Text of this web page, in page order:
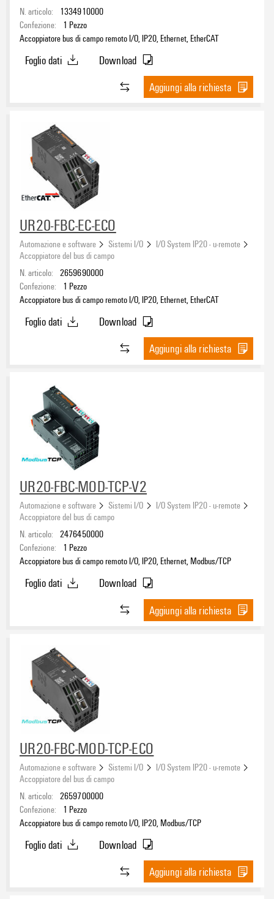
N. articolo:
1334910000
Confezione:
1 Pezzo
Accoppiatore bus di campo remoto I/O, IP20, Ethernet, EtherCAT
Foglio dati
Download
Aggiungi alla richiesta
UR20-FBC-EC-ECO
Automazione e software Sistemi I/O
I/O System IP20 - u-remote
Accoppiatore del bus di campo
N. articolo: 2659690000
Confezione:
1 Pezzo
Accoppiatore bus di campo remoto I/O, IP20, Ethernet, EtherCAT
Foglio dati
Download
Aggiungi alla richiesta
UR20-FBC-MOD-TCP-V2
Automazione e software Sistemi I/O
I/O System IP20 - u-remote
Accoppiatore del bus di campo
N. articolo: 2476450000
Confezione:
1 Pezzo
Accoppiatore bus di campo remoto I/O, IP20, Ethernet, Modbus/TCP
Foglio dati
Download
Aggiungi alla richiesta
UR20-FBC-MOD-TCP-ECO
Automazione e software Sistemi I/O
I/O System IP20 - u-remote
Accoppiatore del bus di campo
N. articolo: 2659700000
Confezione:
1 Pezzo
Accoppiatore bus di campo remoto I/O, IP20, Modbus/TCP
Foglio dati
Download
Aggiungi alla richiesta